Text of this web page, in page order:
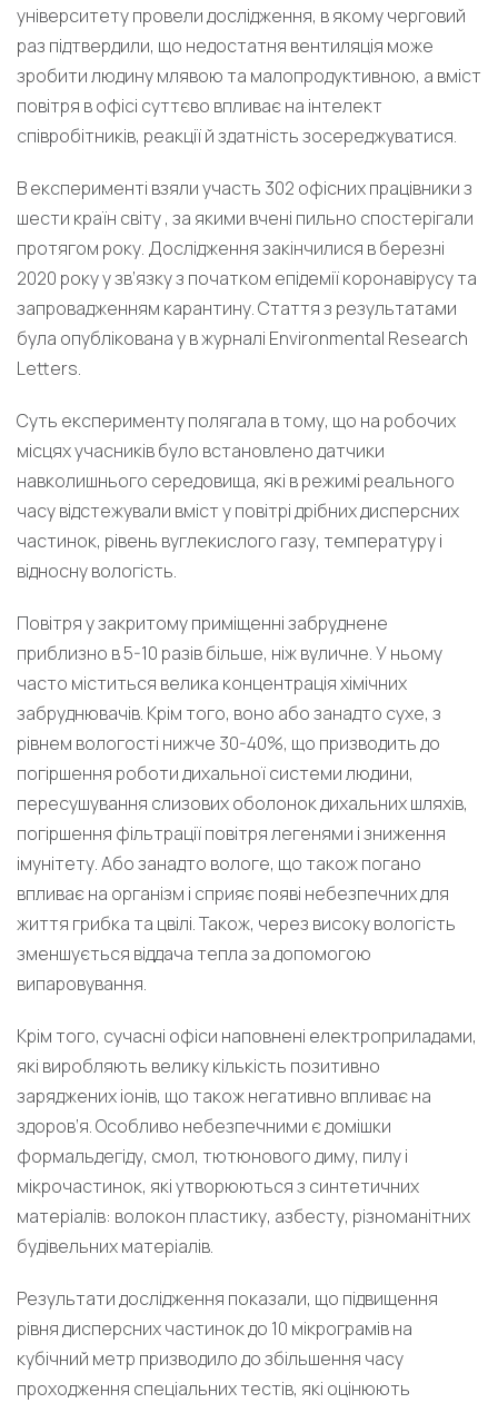
університету провели дослідження, в якому черговий
раз підтвердили, що недостатня вентиляція може
зробити людину млявою та малопродуктивною, а вміст
повітря в офісі суттєво впливає на інтелект
співробітників, реакції й здатність зосереджуватися.
В експерименті взяли участь 302 офісних працівники з
шести країн світу , за якими вчені пильно спостерігали
протягом року. Дослідження закінчилися в березні
2020 року у зв’язку з початком епідемії коронавірусу та
запровадженням карантину. Стаття з результатами
була опублікована у в журналі Environmental Research
Letters.
Суть експерименту полягала в тому, що на робочих
місцях учасників було встановлено датчики
навколишнього середовища, які в режимі реального
часу відстежували вміст у повітрі дрібних дисперсних
частинок, рівень вуглекислого газу, температуру і
відносну вологість.
Повітря у закритому приміщенні забруднене
приблизно в 5-10 разів більше, ніж вуличне. У ньому
часто міститься велика концентрація хімічних
забруднювачів. Крім того, воно або занадто сухе, з
рівнем вологості нижче 30-40%, що призводить до
погіршення роботи дихальної системи людини,
пересушування слизових оболонок дихальних шляхів,
погіршення фільтрації повітря легенями і зниження
імунітету. Або занадто вологе, що також погано
впливає на організм і сприяє появі небезпечних для
життя грибка та цвілі. Також, через високу вологість
зменшується віддача тепла за допомогою
випаровування.
Крім того, сучасні офіси наповнені електроприладами,
які виробляють велику кількість позитивно
заряджених іонів, що також негативно впливає на
здоров’я. Особливо небезпечними є домішки
формальдегіду, смол, тютюнового диму, пилу і
мікрочастинок, які утворюються з синтетичних
матеріалів: волокон пластику, азбесту, різноманітних
будівельних матеріалів.
Результати дослідження показали, що підвищення
рівня дисперсних частинок до 10 мікрограмів на
кубічний метр призводило до збільшення часу
проходження спеціальних тестів, які оцінюють